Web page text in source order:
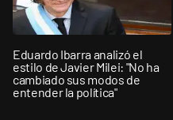
Eduardo Ibarra analizó el
estilo de Javier Milei: "No ha
cambiado sus modos de
entender la política"